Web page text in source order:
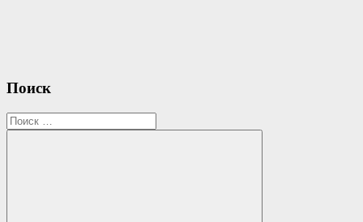
Поиск
Search
for: